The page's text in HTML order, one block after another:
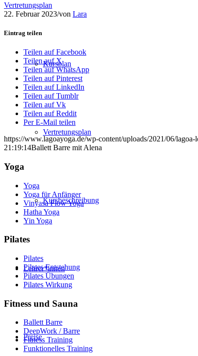
Kursplan
Vertretungsplan
Kursbeschreibung
Lehrer*innen
Preise
Vertretungsplan
22. Februar 2023/von Lara
Eintrag teilen
Teilen auf Facebook
Teilen auf X
Teilen auf WhatsApp
Teilen auf Pinterest
Teilen auf LinkedIn
Teilen auf Tumblr
Teilen auf Vk
Teilen auf Reddit
Per E-Mail teilen
https://www.lagoayoga.de/wp-content/uploads/2021/06/lagoa-
21:19:14Ballett Barre mit Alena
Yoga
Yoga
Yoga für Anfänger
Vinyasa Flow Yoga
Hatha Yoga
Yin Yoga
Pilates
Pilates
Pilates Entstehung
Pilates Übungen
Pilates Wirkung
Fitness und Sauna
Ballett Barre
DeepWork / Barre
Fitness Training
Funktionelles Training